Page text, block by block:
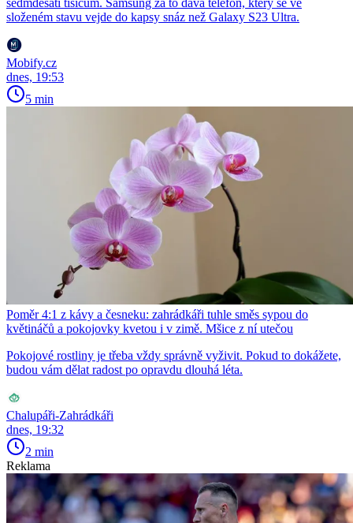
sedmdesáti tisícům. Samsung za to dává telefon, který se ve
složeném stavu vejde do kapsy snáz než Galaxy S23 Ultra.
Mobify.cz
dnes, 19:53
5 min
Poměr 4:1 z kávy a česneku: zahrádkáři tuhle směs sypou do
květináčů a pokojovky kvetou i v zimě. Mšice z ní utečou
Pokojové rostliny je třeba vždy správně vyživit. Pokud to dokážete,
budou vám dělat radost po opravdu dlouhá léta.
Chalupáři-Zahrádkáři
dnes, 19:32
2 min
Reklama